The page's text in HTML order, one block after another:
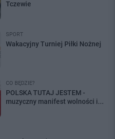
Tczewie
SPORT
Wakacyjny Turniej Piłki Nożnej
CO BĘDZIE?
POLSKA TUTAJ JESTEM -
muzyczny manifest wolności i...